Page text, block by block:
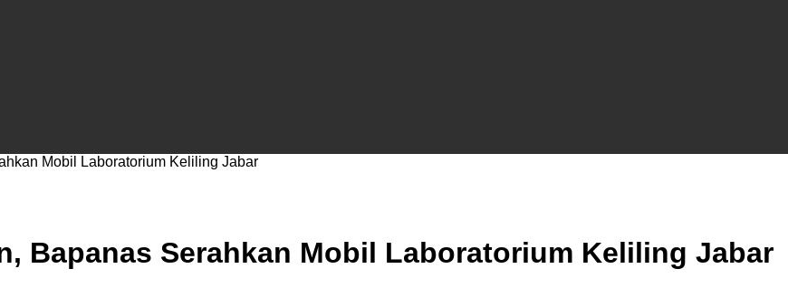
A password will be e-mailed to you.
Mobil Laboratorium Keliling Jabar
Bapanas Serahkan Mobil Laboratorium Keliling Jabar